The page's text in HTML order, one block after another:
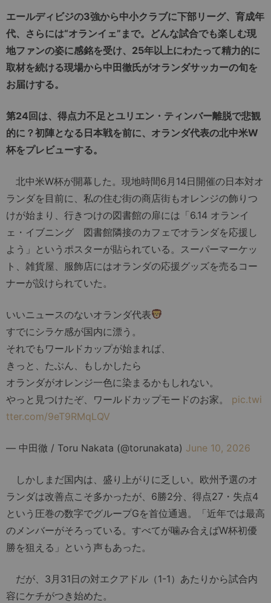
エールディビジの3強から中小クラブに下部リーグ、育成年
代、さらには“オランイェ”まで。どんな試合でも楽しむ現
地ファンの姿に感銘を受け、25年以上にわたって精力的に
取材を続ける現場から中田徹氏がオランダサッカーの旬を
お届けする。
第24回は、得点力不足とユリエン・ティンバー離脱で悲観
的に？初陣となる日本戦を前に、オランダ代表の北中米W
杯をプレビューする。
北中米W杯が開幕した。現地時間6月14日開催の日本対オ
ランダを目前に、私の住む街の商店街もオレンジの飾りつ
けが始まり、行きつけの図書館の扉には「6.14 オランイ
ェ・イブニング 図書館隣接のカフェでオランダを応援し
よう」というポスターが貼られている。スーパーマーケッ
ト、雑貨屋、服飾店にはオランダの応援グッズを売るコー
ナーが設けられていた。
いいニュースのないオランダ代表
すでにシラケ感が国内に漂う。
それでもワールドカップが始まれば、
きっと、たぶん、もしかしたら
オランダがオレンジ一色に染まるかもしれない。
やっと見つけたぞ、ワールドカップモードのお家。 pic.twi
tter.com/9eT9RMqLQV
— 中田徹 / Toru Nakata (@torunakata) June 10, 2026
しかしまだ国内は、盛り上がりに乏しい。欧州予選のオ
ランダは改善点こそ多かったが、6勝2分、得点27・失点4
という圧巻の数字でグループGを首位通過。「近年では最高
のメンバーがそろっている。すべてが噛み合えばW杯初優
勝を狙える」という声もあった。
だが、3月31日の対エクアドル（1-1）あたりから試合内
容にケチがつき始めた。